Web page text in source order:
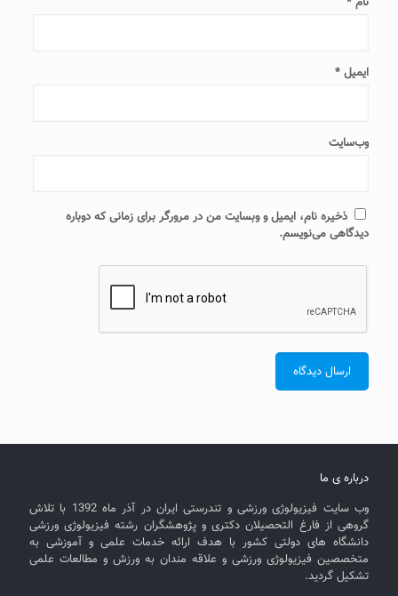
ایمیل *
وب‌سایت
ذخیره نام، ایمیل و وبسایت من در مرورگر برای زمانی که دوباره
دیدگاهی می‌نویسم.
درباره ی ما
وب سایت فیزیولوژی ورزشی و تندرستی ایران در آذر ماه 1392 با تلاش
گروهی از فارغ التحصیلان دکتری و پژوهشگران رشته فیزیولوژی ورزشی
دانشگاه های دولتی کشور با هدف ارائه خدمات علمی و آموزشی به
متخصصین فیزیولوژی ورزشی و علاقه مندان به ورزش و مطالعات علمی
تشکیل گردید.